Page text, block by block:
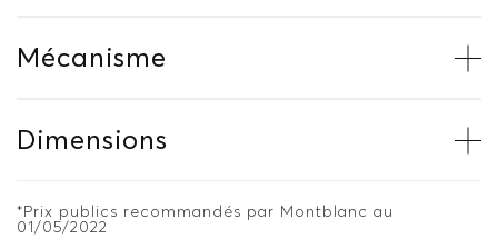
Mécanisme
Dimensions
*Prix publics recommandés par Montblanc au
01/05/2022